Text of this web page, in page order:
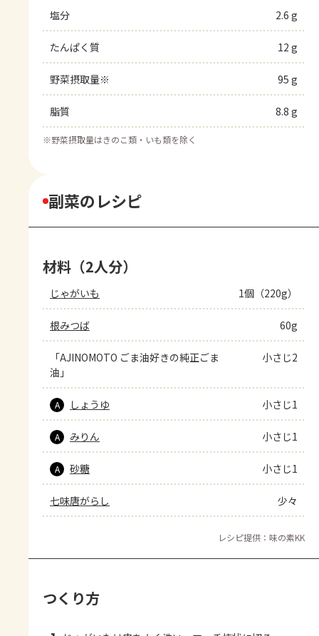
塩分 2.6 g
たんぱく質 12 g
野菜摂取量※ 95 g
脂質 8.8 g
※野菜摂取量はきのこ類・いも類を除く
副菜のレシピ
材料（2人分）
じゃがいも 1個（220g）
根みつば 60g
「AJINOMOTO ごま油好きの純正ごま
油」
小さじ2
A しょうゆ 小さじ1
A みりん 小さじ1
A 砂糖 小さじ1
七味唐がらし 少々
レシピ提供：味の素KK
つくり方